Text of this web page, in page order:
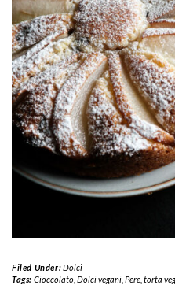
Filed Under:Dolci
Tags: Cioccolato, Dolci vegani, Pere, torta